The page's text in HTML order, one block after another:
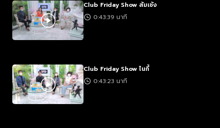
Club Friday Show ส้มเช้ง
0:43:39 นาที
Club Friday Show ไนกี้
0:43:23 นาที